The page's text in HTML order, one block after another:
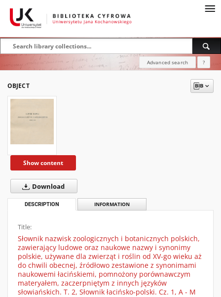
Advanced search ?
OBJECT
Show content
Download
DESCRIPTION INFORMATION
Title:
Słownik nazwisk zoologicznych i botanicznych polskich,
zawierający ludowe oraz naukowe nazwy i synonimy
polskie, używane dla zwierząt i roślin od XV-go wieku aż
do chwili obecnej, źródłowo zestawione z synonimami
naukowemi łacińskiemi, pomnożony porównawczym
materyałem, zaczerpniętym z innych języków
słowiańskich. T. 2, Słownik łacińsko-polski. Cz. 1, A - M